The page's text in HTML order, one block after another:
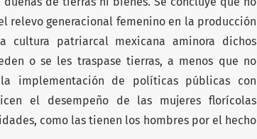
relevo generacional femenino en la producción
cultura patriarcal mexicana aminora dichos
o se les traspase tierras, a menos que no
implementación de políticas públicas con
el desempeño de las mujeres florícolas
como las tienen los hombres por el hecho